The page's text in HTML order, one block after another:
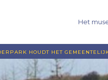
Het
HOUDT HET